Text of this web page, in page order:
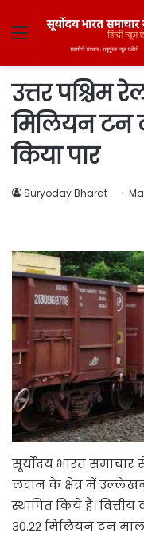
Menu
उत्तर पश्चिम
मिलियन टन
किया पार
Suryoday Bharat
सूर्योदय भारत समाचार
लदान के क्षेत्र में
स्थापित किये हैं।
30.22 मिलियन टन